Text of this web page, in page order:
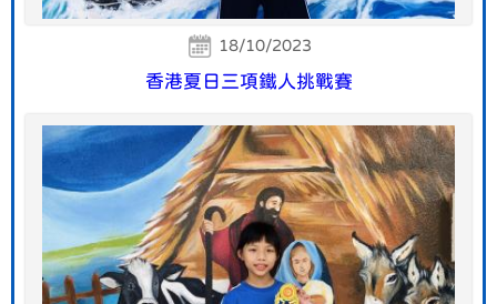
18/10/2023
香港夏日三項鐵人挑戰賽